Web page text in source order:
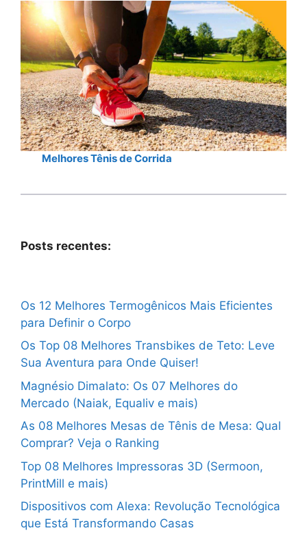
Melhores Tênis de Corrida
Posts recentes:
Os 12 Melhores Termogênicos Mais Eficientes
para Definir o Corpo
Os Top 08 Melhores Transbikes de Teto: Leve
Sua Aventura para Onde Quiser!
Magnésio Dimalato: Os 07 Melhores do
Mercado (Naiak, Equaliv e mais)
As 08 Melhores Mesas de Tênis de Mesa: Qual
Comprar? Veja o Ranking
Top 08 Melhores Impressoras 3D (Sermoon,
PrintMill e mais)
Dispositivos com Alexa: Revolução Tecnológica
que Está Transformando Casas